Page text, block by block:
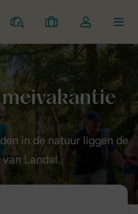
Campings
Mijn
boekingen
Open
de
dropdown
van
mijn
account
Meivakantie
in de natuur liggen de
Landal.